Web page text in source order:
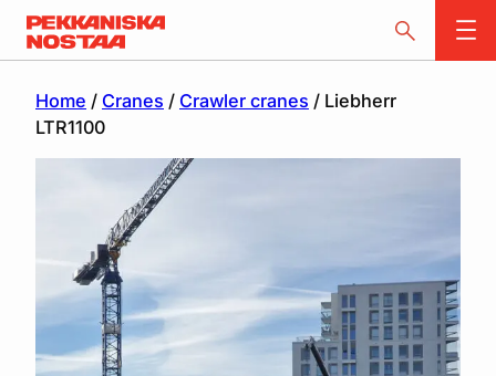
Home / Cranes / Crawler cranes / Liebherr
LTR1100